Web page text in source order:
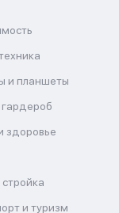
и планшеты
здоровье
и туризм